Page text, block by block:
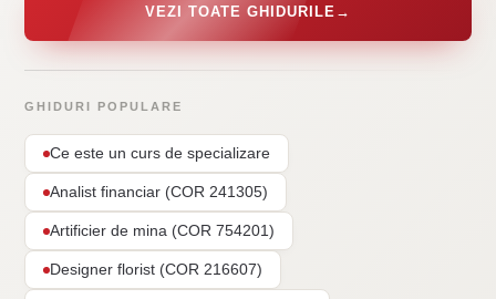
VEZI TOATE GHIDURILE →
GHIDURI POPULARE
Ce este un curs de specializare
Analist financiar (COR 241305)
Artificier de mina (COR 754201)
Designer florist (COR 216607)